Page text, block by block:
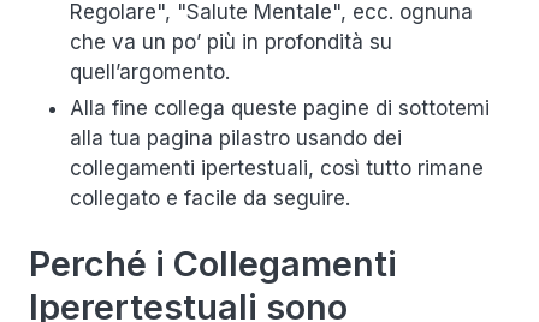
Regolare", "Salute Mentale", ecc. ognuna
che va un po’ più in profondità su
quell’argomento.
Alla fine collega queste pagine di sottotemi
alla tua pagina pilastro usando dei
collegamenti ipertestuali, così tutto rimane
collegato e facile da seguire.
Perché i Collegamenti
Iperertestuali sono